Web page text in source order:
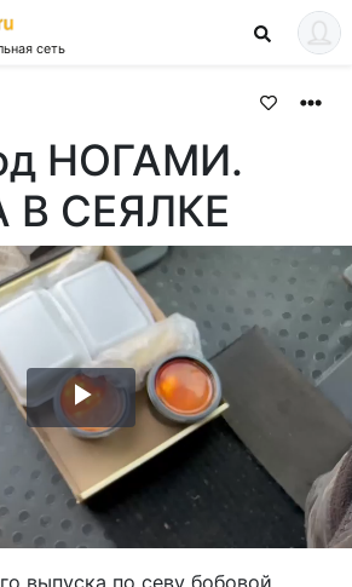
сеть
НОГАМИ.
В СЕЯЛКЕ
Воспроизвести
видео